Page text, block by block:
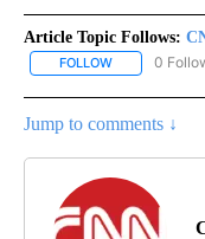
Article Topic Follows:
FOLLOW FOLLOW
0
Jump to comments ↓